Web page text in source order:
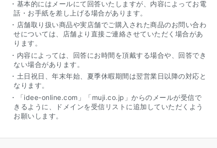
・基本的にはメールにて回答いたしますが、内容によってお電
話・お手紙を差し上げる場合があります。
・店舗取り扱い商品や実店舗でご購入された商品のお問い合わ
せについては、店舗より直接ご連絡させていただく場合があ
ります。
・内容によっては、回答にお時間を頂戴する場合や、回答でき
ない場合があります。
・土日祝日、年末年始、夏季休暇期間は翌営業日以降の対応と
なります。
・「idee-online.com」「muji.co.jp」からのメールが受信で
きるように、ドメインを受信リストに追加していただくよう
お願いします。